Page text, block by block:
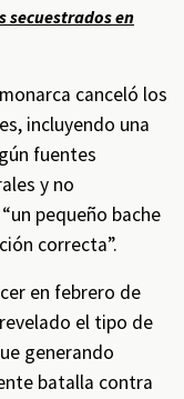
secuestrados en
canceló los
incluyendo una
fuentes
y no
pequeño bache
correcta”.
en febrero de
el tipo de
generando
batalla contra